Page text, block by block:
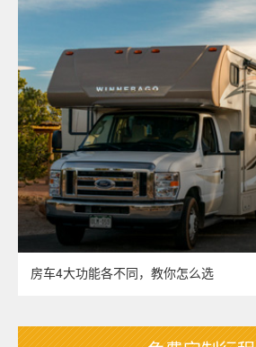
房车4大功能各不同，教你怎么选